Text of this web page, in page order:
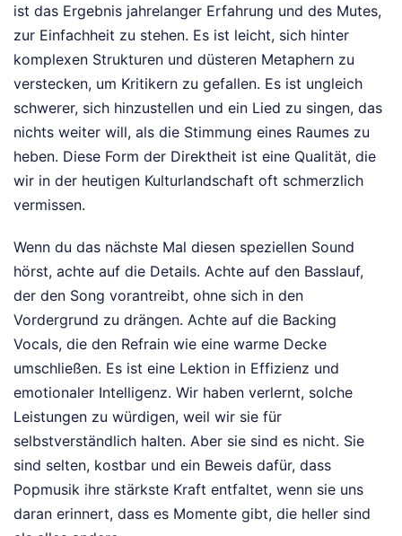
ist das Ergebnis jahrelanger Erfahrung und des Mutes,
zur Einfachheit zu stehen. Es ist leicht, sich hinter
komplexen Strukturen und düsteren Metaphern zu
verstecken, um Kritikern zu gefallen. Es ist ungleich
schwerer, sich hinzustellen und ein Lied zu singen, das
nichts weiter will, als die Stimmung eines Raumes zu
heben. Diese Form der Direktheit ist eine Qualität, die
wir in der heutigen Kulturlandschaft oft schmerzlich
vermissen.
Wenn du das nächste Mal diesen speziellen Sound
hörst, achte auf die Details. Achte auf den Basslauf,
der den Song vorantreibt, ohne sich in den
Vordergrund zu drängen. Achte auf die Backing
Vocals, die den Refrain wie eine warme Decke
umschließen. Es ist eine Lektion in Effizienz und
emotionaler Intelligenz. Wir haben verlernt, solche
Leistungen zu würdigen, weil wir sie für
selbstverständlich halten. Aber sie sind es nicht. Sie
sind selten, kostbar und ein Beweis dafür, dass
Popmusik ihre stärkste Kraft entfaltet, wenn sie uns
daran erinnert, dass es Momente gibt, die heller sind